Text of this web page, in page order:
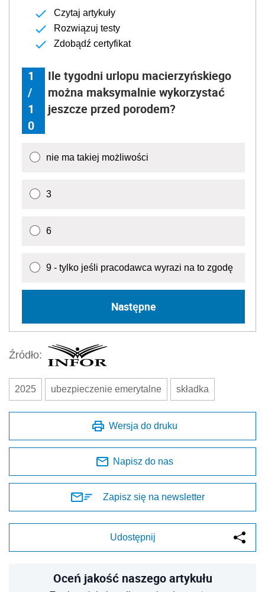
Czytaj artykuły
Rozwiązuj testy
Zdobądź certyfikat
1
/
1
0
Ile tygodni urlopu macierzyńskiego
można maksymalnie wykorzystać
jeszcze przed porodem?
nie ma takiej możliwości
3
6
9 - tylko jeśli pracodawca wyrazi na to zgodę
Następne
Źródło:
2025 ubezpieczenie emerytalne składka
Wersja do druku
Napisz do nas
Zapisz się na newsletter
Udostępnij
Oceń jakość naszego artykułu